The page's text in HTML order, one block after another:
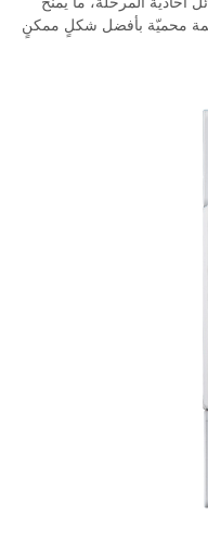
محميّة بأفضل شكلٍ ممكنٍ